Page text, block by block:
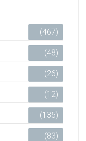
(467)
(48)
(26)
(12)
(135)
(83)